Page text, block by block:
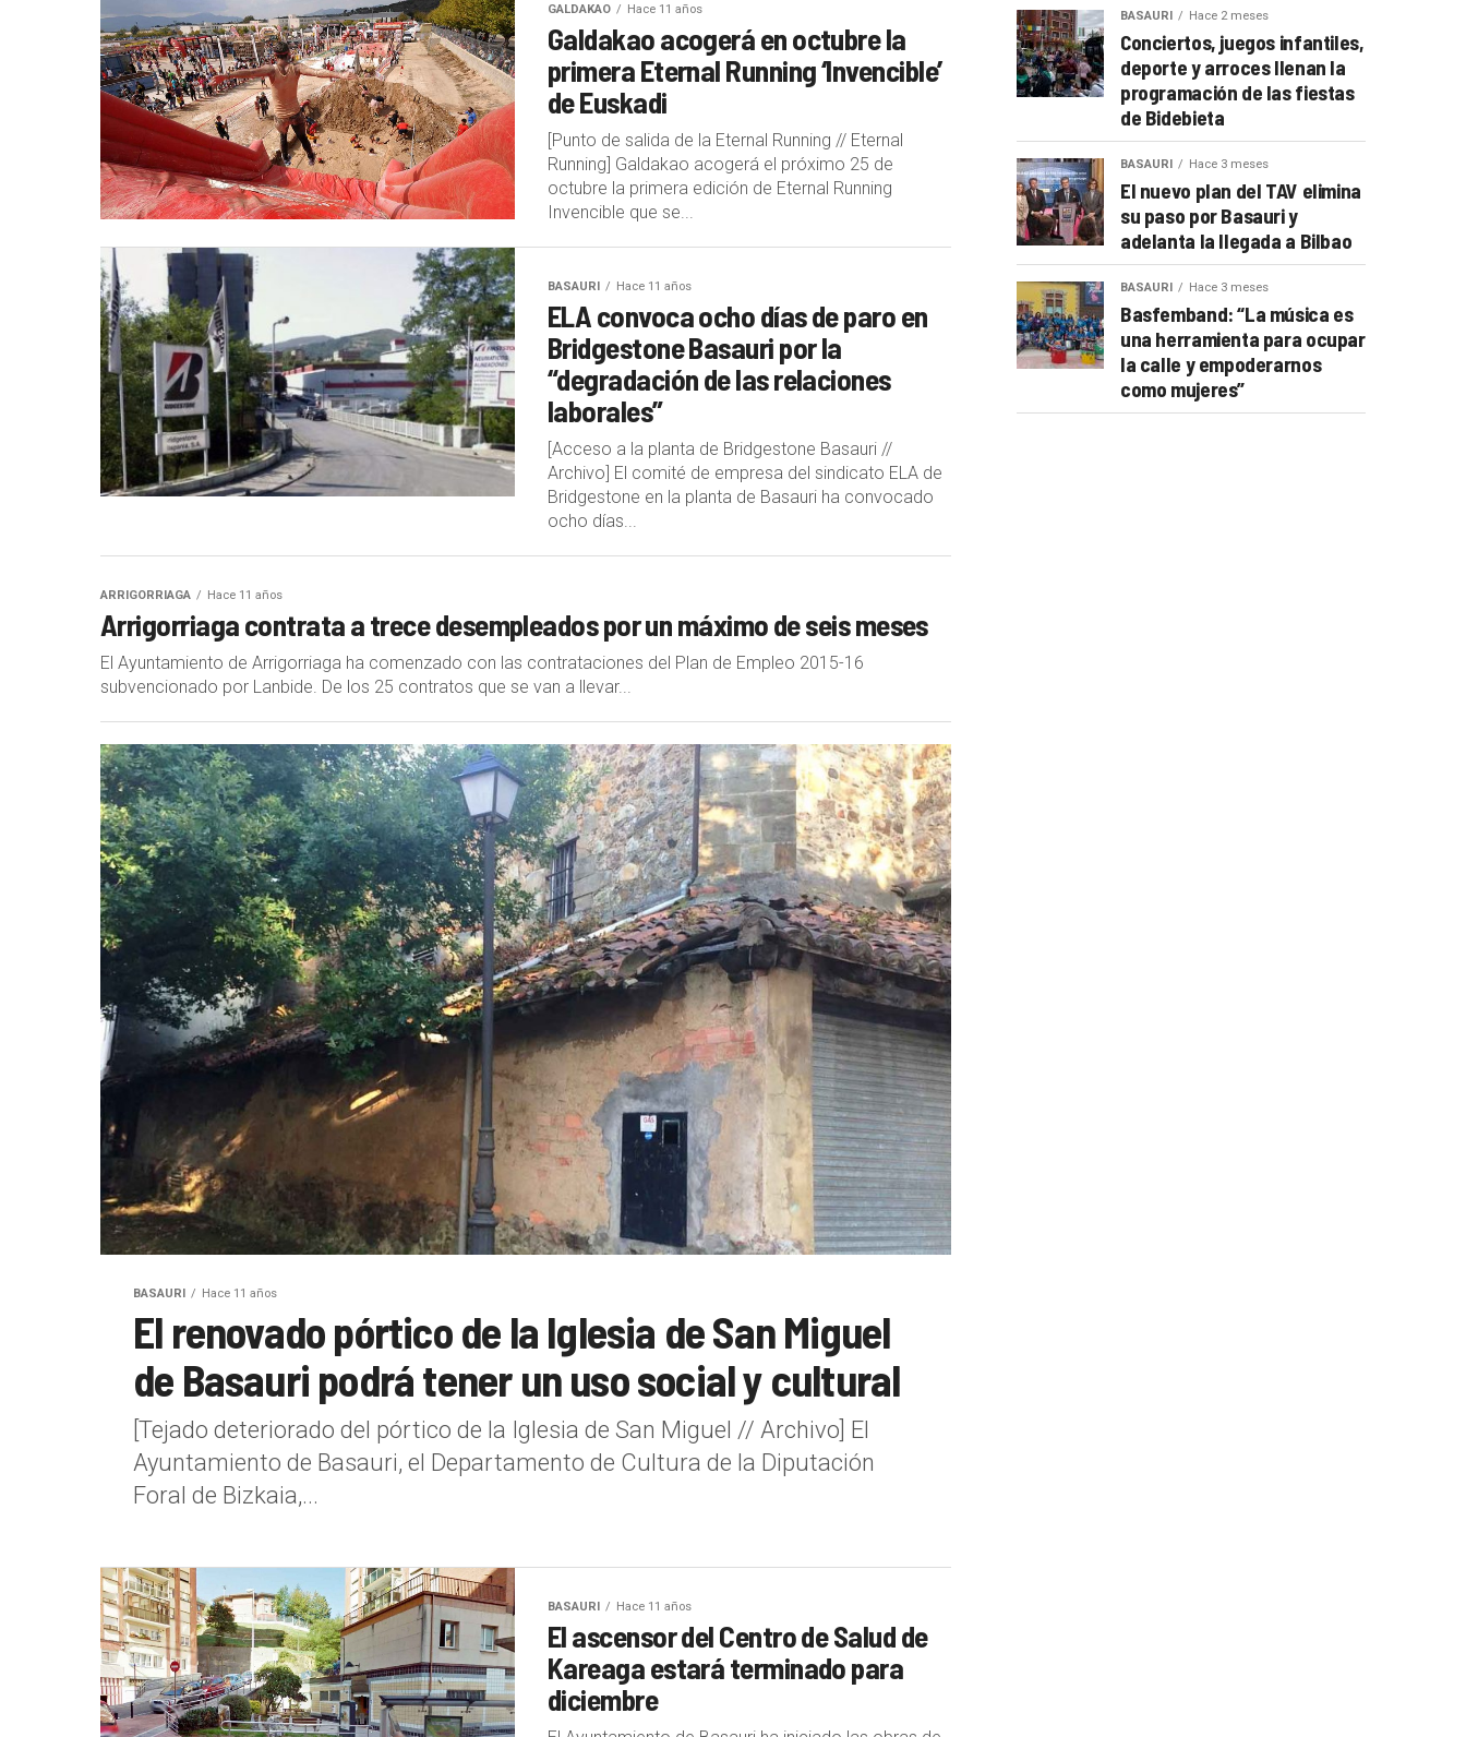
GALDAKAO Hace 11 años
Galdakao acogerá en octubre la
primera Eternal Running ‘Invencible’
de Euskadi
[Punto de salida de la Eternal Running // Eternal
Running] Galdakao acogerá el próximo 25 de
octubre la primera edición de Eternal Running
Invencible que se...
BASAURI Hace 11 años
ELA convoca ocho días de paro en
Bridgestone Basauri por la
“degradación de las relaciones
laborales”
[Acceso a la planta de Bridgestone Basauri //
Archivo] El comité de empresa del sindicato ELA de
Bridgestone en la planta de Basauri ha convocado
ocho días...
ARRIGORRIAGA Hace 11 años
Arrigorriaga contrata a trece desempleados por un máximo de seis meses
El Ayuntamiento de Arrigorriaga ha comenzado con las contrataciones del Plan de Empleo 2015-16
subvencionado por Lanbide. De los 25 contratos que se van a llevar...
BASAURI Hace 11 años
El renovado pórtico de la Iglesia de San Miguel
de Basauri podrá tener un uso social y cultural
[Tejado deteriorado del pórtico de la Iglesia de San Miguel // Archivo] El
Ayuntamiento de Basauri, el Departamento de Cultura de la Diputación
Foral de Bizkaia,...
BASAURI Hace 11 años
El ascensor del Centro de Salud de
Kareaga estará terminado para
diciembre
BASAURI Hace 2 meses
Conciertos, juegos infantiles,
deporte y arroces llenan la
programación de las fiestas
de Bidebieta
BASAURI Hace 3 meses
El nuevo plan del TAV elimina
su paso por Basauri y
adelanta la llegada a Bilbao
BASAURI Hace 3 meses
Basfemband: “La música es
una herramienta para ocupar
la calle y empoderarnos
como mujeres”